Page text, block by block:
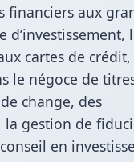
financiers aux
d’investissement,
cartes de
le négoce de
change, des
gestion de
en